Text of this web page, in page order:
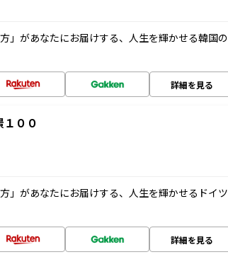
」があなたにお届けする、人生を輝かせる韓国の
詳細を見る
００
」があなたにお届けする、人生を輝かせるドイツ
詳細を見る